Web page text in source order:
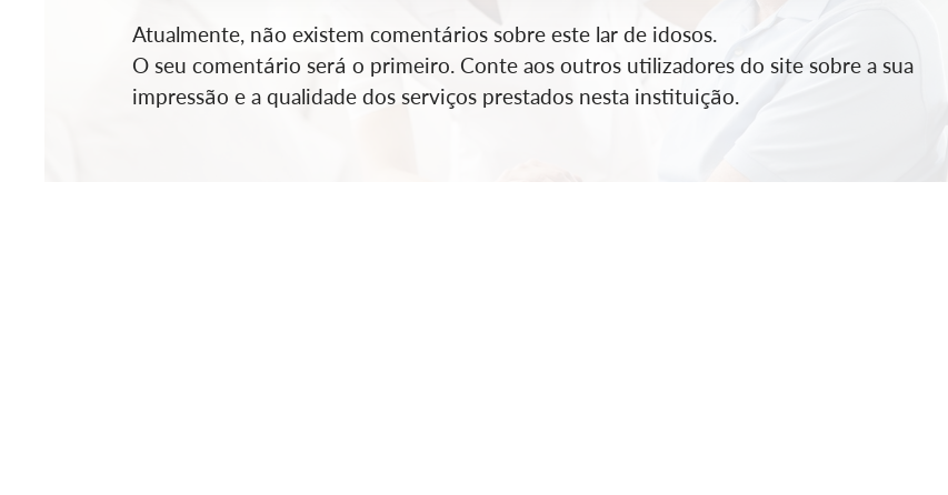
Atualmente, não existem comentários sobre este lar de idosos.
O seu comentário será o primeiro. Conte aos outros utilizadores do site sobre a sua
impressão e a qualidade dos serviços prestados nesta instituição.